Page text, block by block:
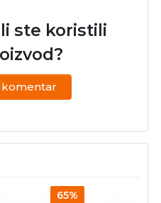
ste koristili
komentar
65%